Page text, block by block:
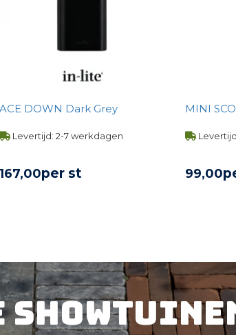
ACE DOWN Dark Grey
Levertijd: 2-7 werkdagen
167,00per st
MINI
99,00